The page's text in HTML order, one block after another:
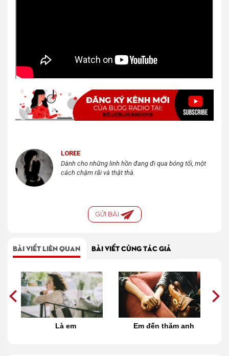
LOREE
Dành cho những linh hồn đang đi qua bóng tối, một
cách chậm rãi và thật thà.
GỬI BÀI
BÀI VIẾT LIÊN QUAN BÀI VIẾT CÙNG TÁC GIẢ
Là em Em đến thăm anh